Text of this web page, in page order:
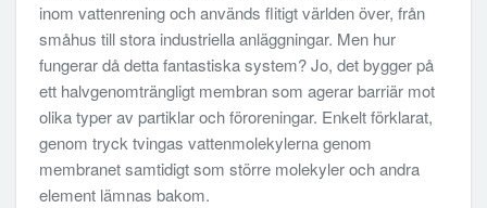
inom vattenrening och används flitigt världen över, från
småhus till stora industriella anläggningar. Men hur
fungerar då detta fantastiska system? Jo, det bygger på
ett halvgenomträngligt membran som agerar barriär mot
olika typer av partiklar och föroreningar. Enkelt förklarat,
genom tryck tvingas vattenmolekylerna genom
membranet samtidigt som större molekyler och andra
element lämnas bakom.